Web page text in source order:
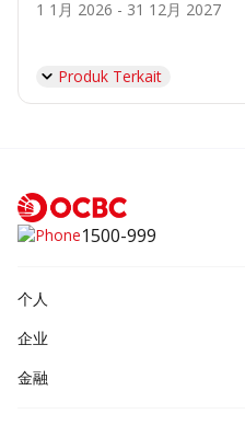
1 1月 2026 - 31 12月 2027
Produk Terkait
1500-999
个人
企业
金融